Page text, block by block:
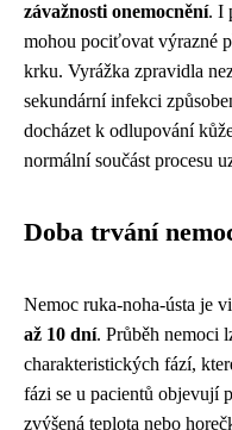
závažnosti onemocnění. I
mohou pociťovat výrazné
krku. Vyrážka zpravidla
sekundární infekci
docházet k odlupování
normální součást procesu
Doba trvání
Nemoc ruka-noha-ústa je
až 10 dní. Průběh nemoci
charakteristických fází,
fázi se u pacientů objevují
zvýšená teplota nebo